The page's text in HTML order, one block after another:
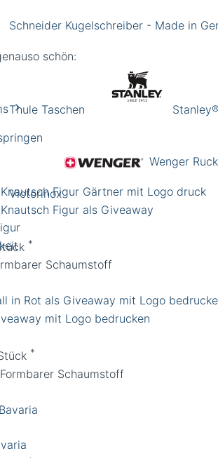
Schneider Kugelschreiber - Made in
Thule Taschen
Victorinox
Wenger
schön:
*
Schaumstoff
*
Schaumstoff